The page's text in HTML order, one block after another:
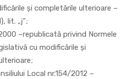
şi completările ulterioare –
lit. „j”;
–republicată privind Normele
cu modificările şi
Local nr.154/2012 –